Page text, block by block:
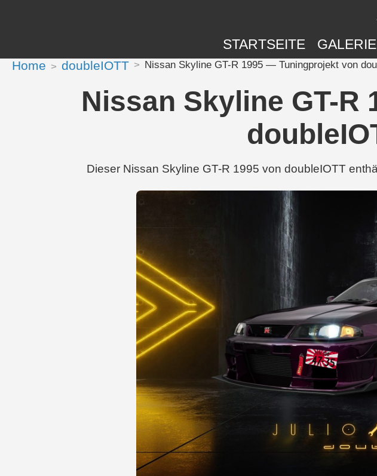
STARTSEITE GALERIE
Home doubleIOTT Nissan Skyline GT-R 1995 — Tuningprojekt von
Nissan Skyline GT-
Dieser Nissan Skyline GT-R 1995 von doubleIOTT